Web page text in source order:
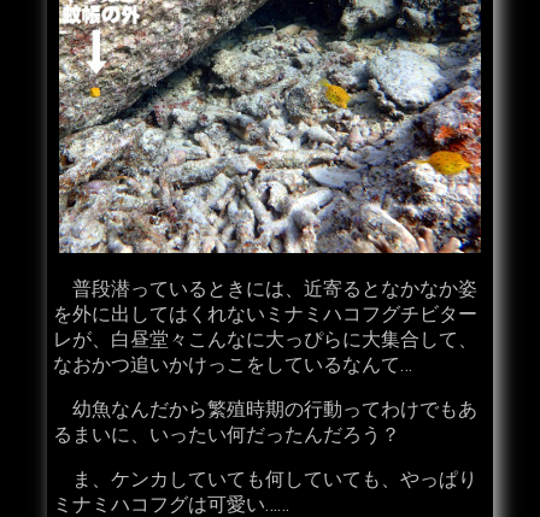
普段潜っているときには、近寄るとなかなか姿
を外に出してはくれないミナミハコフグチビター
レが、白昼堂々こんなに大っぴらに大集合して、
なおかつ追いかけっこをしているなんて…
幼魚なんだから繁殖時期の行動ってわけでもあ
るまいに、いったい何だったんだろう？
ま、ケンカしていても何していても、やっぱり
ミナミハコフグは可愛い……